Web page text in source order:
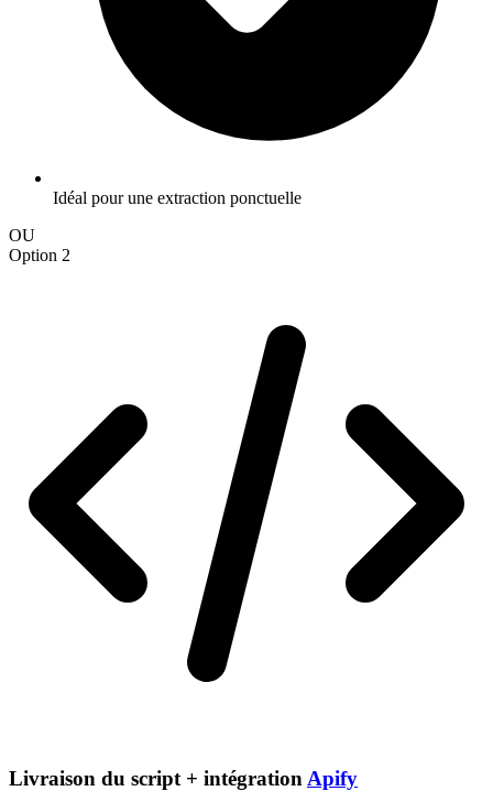
Idéal pour une extraction ponctuelle
OU
Option 2
Livraison du script + intégration Apify